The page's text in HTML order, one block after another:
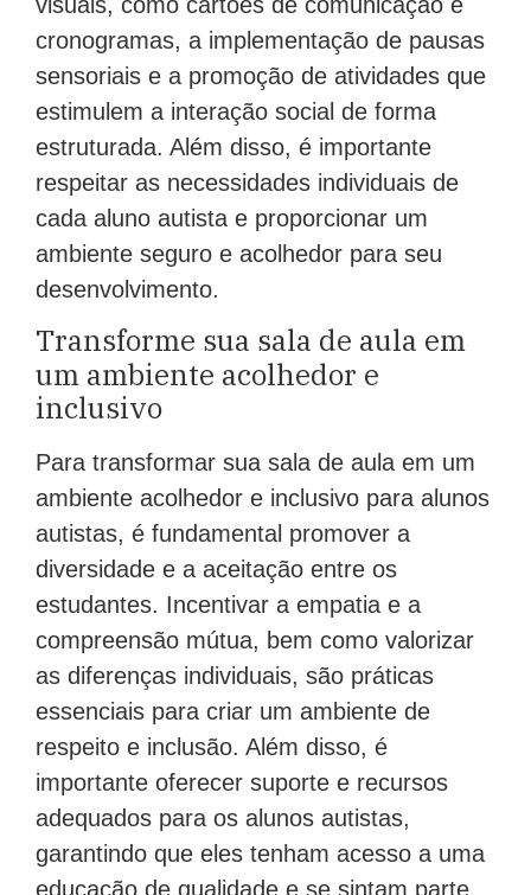
cronogramas, a implementação de pausas
sensoriais e a promoção de atividades que
estimulem a interação social de forma
estruturada. Além disso, é importante
respeitar as necessidades individuais de
cada aluno autista e proporcionar um
ambiente seguro e acolhedor para seu
desenvolvimento.
Transforme sua sala de aula em
um ambiente acolhedor e
inclusivo
Para transformar sua sala de aula em um
ambiente acolhedor e inclusivo para alunos
autistas, é fundamental promover a
diversidade e a aceitação entre os
estudantes. Incentivar a empatia e a
compreensão mútua, bem como valorizar
as diferenças individuais, são práticas
essenciais para criar um ambiente de
respeito e inclusão. Além disso, é
importante oferecer suporte e recursos
adequados para os alunos autistas,
garantindo que eles tenham acesso a uma
educação de qualidade e se sintam parte